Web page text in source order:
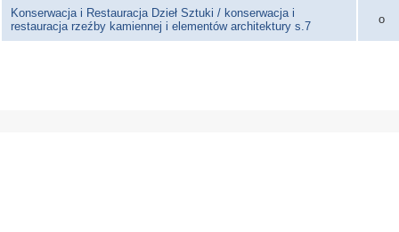
Konserwacja i Restauracja Dzieł Sztuki / konserwacja i
restauracja rzeźby kamiennej i elementów architektury s.7
o